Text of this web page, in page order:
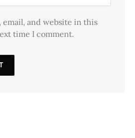
email, and website in this
time I comment.